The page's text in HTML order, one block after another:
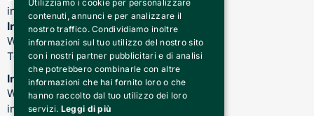
info@teatrocardinalmassaia.com
Informazioni su spettacoli e teatro
WhatsApp: 344 410 4477
Telefono: 011 221 6128
Informazioni sui nostri corsi
WhatsApp: 392 150 5130 -
info@chiediscena.torino.it
Utilizziamo i cookie per personalizzare
contenuti, annunci e per analizzare il
nostro traffico. Condividiamo inoltre
informazioni sul tuo utilizzo del nostro sito
con i nostri partner pubblicitari e di analisi
che potrebbero combinarle con altre
informazioni che hai fornito loro o che
hanno raccolto dal tuo utilizzo dei loro
servizi. Leggi di più